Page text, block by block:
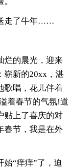
走了牛年……
烂的晨光，迎来
崭新的20xx，湛
歌唱，花儿伴着
着春节的气氛!道
贴上了喜庆的对
春节，我是在外
始“痒痒”了，迫